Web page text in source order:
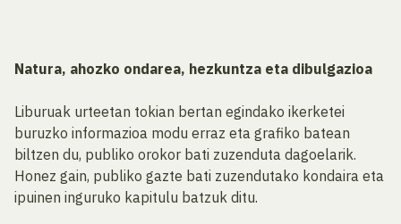
Natura, ahozko ondarea, hezkuntza eta dibulgazioa
Liburuak urteetan tokian bertan egindako ikerketei
buruzko informazioa modu erraz eta grafiko batean
biltzen du, publiko orokor bati zuzenduta dagoelarik.
Honez gain, publiko gazte bati zuzendutako kondaira eta
ipuinen inguruko kapitulu batzuk ditu.